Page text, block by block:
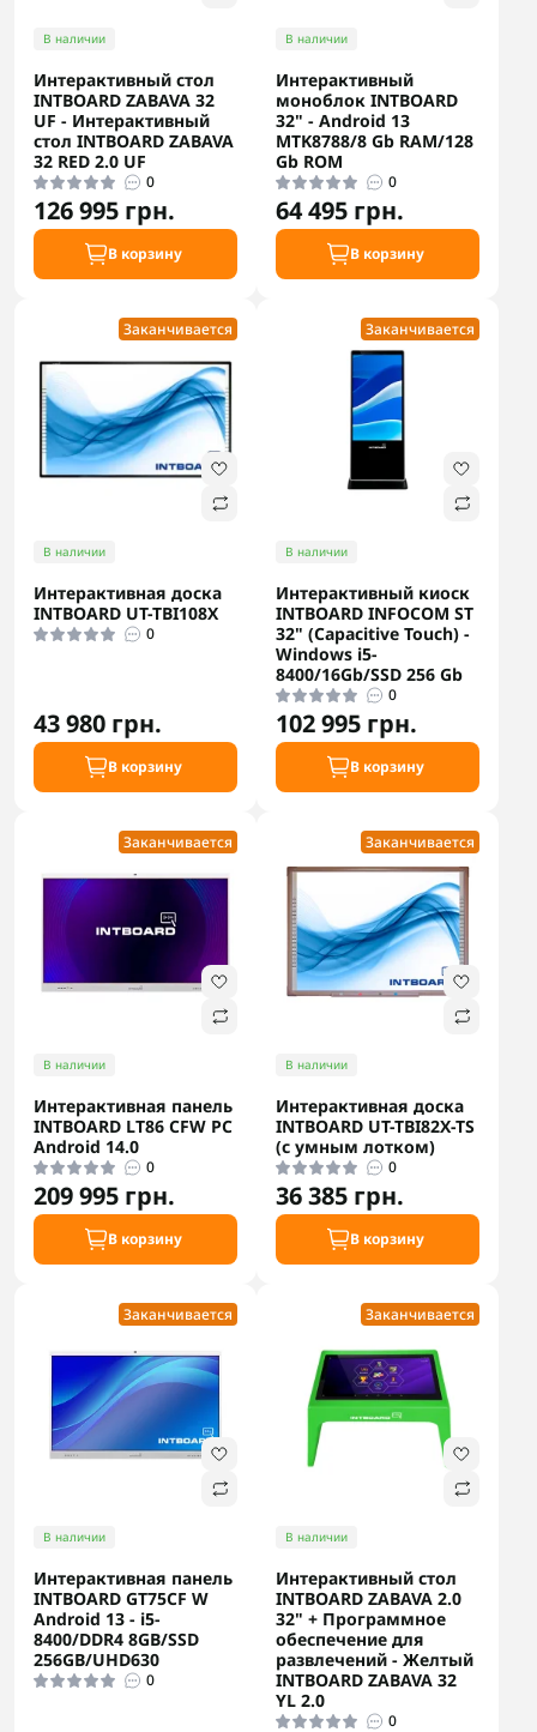
В наличии
Интерактивный стол
INTBOARD ZABAVA 32
UF - Интерактивный
стол INTBOARD ZABAVA
32 RED 2.0 UF
0
126 995 грн.
В корзину
В наличии
Интерактивный
моноблок INTBOARD
32" - Android 13
MTK8788/8 Gb RAM/128
Gb ROM
0
64 495 грн.
В корзину
Заканчивается
В наличии
Интерактивная доска
INTBOARD UT-TBI108Х
0
43 980 грн.
В корзину
Заканчивается
В наличии
Интерактивный киоск
INTBOARD INFOCOM ST
32" (Capacitive Touch) -
Windows i5-
8400/16Gb/SSD 256 Gb
0
102 995 грн.
В корзину
Заканчивается
В наличии
Интерактивная панель
INTBOARD LT86 CFW PC
Android 14.0
0
209 995 грн.
В корзину
Заканчивается
В наличии
Интерактивная доска
INTBOARD UT-TBI82X-TS
(с умным лотком)
0
36 385 грн.
В корзину
Заканчивается
В наличии
Интерактивная панель
INTBOARD GT75CF W
Android 13 - i5-
8400/DDR4 8GB/SSD
256GB/UHD630
0
Заканчивается
В наличии
Интерактивный стол
INTBOARD ZABAVA 2.0
32" + Программное
обеспечение для
развлечений - Желтый
INTBOARD ZABAVA 32
YL 2.0
0